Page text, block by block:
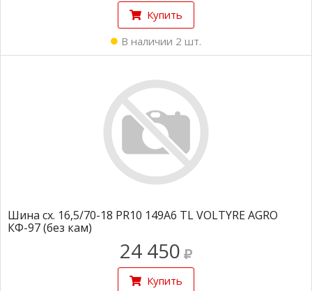
Купить
В наличии 2 шт.
Шина сх. 16,5/70-18 PR10 149A6 TL VOLTYRE AGRO
КФ-97 (без кам)
24 450
Купить